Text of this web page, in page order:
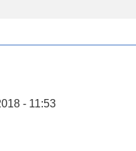
- 11:53